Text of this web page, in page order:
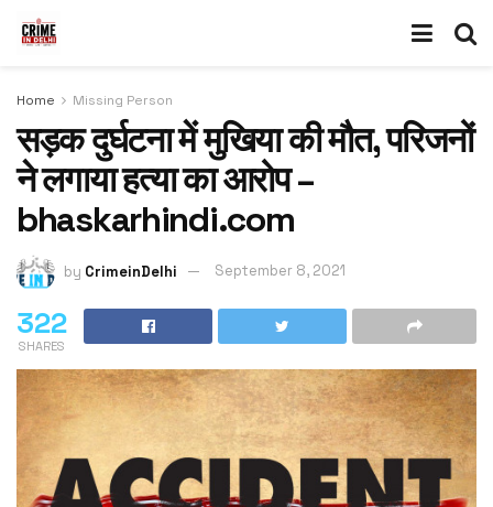
Home Missing Person
सड़क दुर्घटना में मुखिया की मौत, परिजनों
ने लगाया हत्या का आरोप –
bhaskarhindi.com
by CrimeinDelhi September 8, 2021
322
SHARES